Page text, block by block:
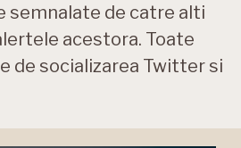
semnalate de catre alti
acestora. Toate
de socializarea Twitter si